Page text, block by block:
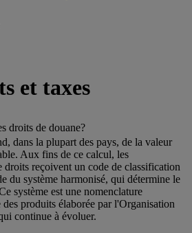
et taxes
droits de douane?
dans la plupart des pays, de la valeur
Aux fins de ce calcul, les
droits reçoivent un code de classification
du système harmonisé, qui détermine le
système est une nomenclature
produits élaborée par l'Organisation
continue à évoluer.